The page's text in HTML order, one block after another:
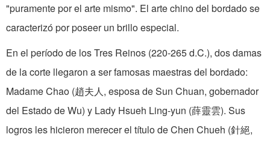
"puramente por el arte mismo". El arte chino del bordado se
caracterizó por poseer un brillo especial.
En el período de los Tres Reinos (220-265 d.C.), dos damas
de la corte llegaron a ser famosas maestras del bordado:
Madame Chao (趙夫人, esposa de Sun Chuan, gobernador
del Estado de Wu) y Lady Hsueh Ling-yun (薛靈雲). Sus
logros les hicieron merecer el título de Chen Chueh (針絕,